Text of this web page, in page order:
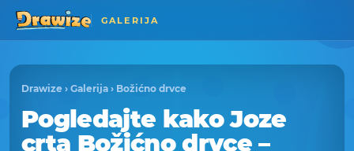
GALERIJA
Drawize › Galerija › Božićno drvce
Pogledajte kako Joze
crta Božićno drvce –